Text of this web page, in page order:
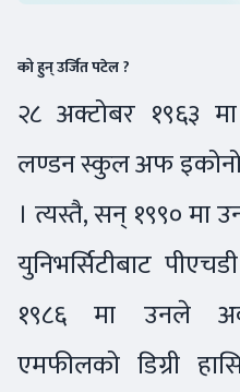
को हुन् उर्जित पटेल ?
२८ अक्टोबर १९६३
लण्डन स्कुल अफ
। त्यस्तै, सन् १९९० मा
युनिभर्सिटीबाट
१९८६ मा उनले
एमफीलको डिग्री